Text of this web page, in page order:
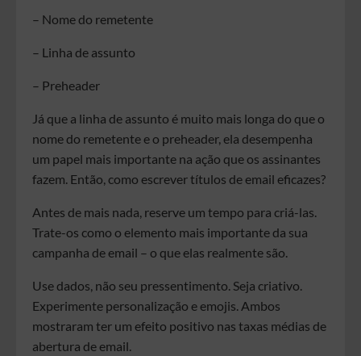
– Nome do remetente
– Linha de assunto
– Preheader
Já que a linha de assunto é muito mais longa do que o
nome do remetente e o preheader, ela desempenha
um papel mais importante na ação que os assinantes
fazem. Então, como escrever títulos de email eficazes?
Antes de mais nada, reserve um tempo para criá-las.
Trate-os como o elemento mais importante da sua
campanha de email – o que elas realmente são.
Use dados, não seu pressentimento. Seja criativo.
Experimente personalização e emojis. Ambos
mostraram ter um efeito positivo nas taxas médias de
abertura de email.